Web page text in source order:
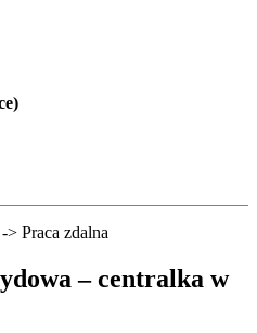
-> Praca zdalna
– centralka w